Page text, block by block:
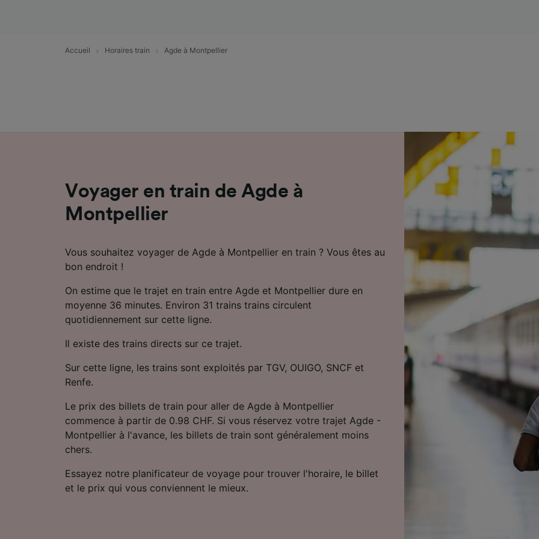
Accueil Horaires train Agde à Montpellier
Voyager en train de Agde à
Montpellier
Vous souhaitez voyager de Agde à Montpellier en train ? Vous êtes au
bon endroit !
On estime que le trajet en train entre Agde et Montpellier dure en
moyenne 36 minutes. Environ 31 trains trains circulent
quotidiennement sur cette ligne.
Il existe des trains directs sur ce trajet.
Sur cette ligne, les trains sont exploités par TGV, OUIGO, SNCF et
Renfe.
Le prix des billets de train pour aller de Agde à Montpellier
commence à partir de 0.98 CHF. Si vous réservez votre trajet Agde -
Montpellier à l'avance, les billets de train sont généralement moins
chers.
Essayez notre planificateur de voyage pour trouver l'horaire, le billet
et le prix qui vous conviennent le mieux.